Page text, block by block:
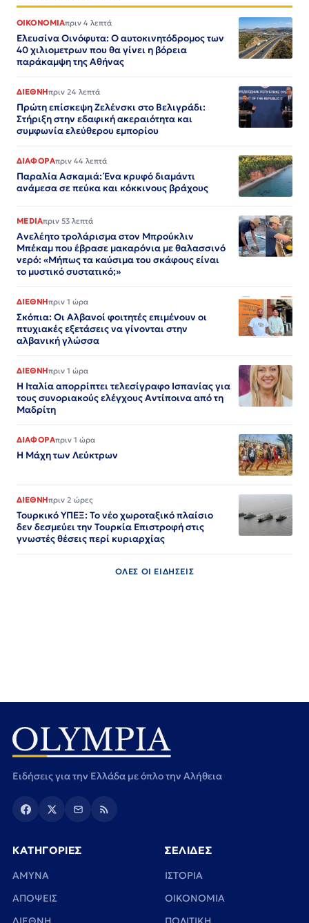
ΟΙΚΟΝΟΜΙΑπριν 4 λεπτά
Ελευσίνα Οινόφυτα: Ο αυτοκινητόδρομος των
40 χιλιομετρων που θα γίνει η βόρεια
παράκαμψη της Αθήνας
ΔΙΕΘΝΗπριν 24 λεπτά
Πρώτη επίσκεψη Ζελένσκι στο Βελιγράδι:
Στήριξη στην εδαφική ακεραιότητα και
συμφωνία ελεύθερου εμπορίου
ΔΙΑΦΟΡΑπριν 44 λεπτά
Παραλία Ασκαμιά: Ένα κρυφό διαμάντι
ανάμεσα σε πεύκα και κόκκινους βράχους
MEDIAπριν 53 λεπτά
Ανελέητο τρολάρισμα στον Μπρούκλιν
Μπέκαμ που έβρασε μακαρόνια με θαλασσινό
νερό: «Μήπως τα καύσιμα του σκάφους είναι
το μυστικό συστατικό;»
ΔΙΕΘΝΗπριν 1 ώρα
Σκόπια: Οι Αλβανοί φοιτητές επιμένουν οι
πτυχιακές εξετάσεις να γίνονται στην
αλβανική γλώσσα
ΔΙΕΘΝΗπριν 1 ώρα
Η Ιταλία απορρίπτει τελεσίγραφο Ισπανίας για
τους συνοριακούς ελέγχους Αντίποινα από τη
Μαδρίτη
ΔΙΑΦΟΡΑπριν 1 ώρα
Η Μάχη των Λεύκτρων
ΔΙΕΘΝΗπριν 2 ώρες
Τουρκικό ΥΠΕΞ: Το νέο χωροταξικό πλαίσιο
δεν δεσμεύει την Τουρκία Επιστροφή στις
γνωστές θέσεις περί κυριαρχίας
ΟΛΕΣ ΟΙ ΕΙΔΗΣΕΙΣ
Ειδήσεις για την Ελλάδα με όπλο την Αλήθεια
ΚΑΤΗΓΟΡΙΕΣ
ΑΜΥΝΑ
ΑΠΟΨΕΙΣ
ΣΕΛΙΔΕΣ
ΙΣΤΟΡΙΑ
ΟΙΚΟΝΟΜΙΑ